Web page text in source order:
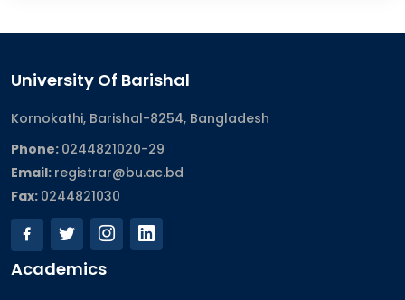
University Of Barishal
Kornokathi, Barishal-8254, Bangladesh
Phone: 0244821020‬-29
Email: registrar@bu.ac.bd
Fax: 0244821030
Academics